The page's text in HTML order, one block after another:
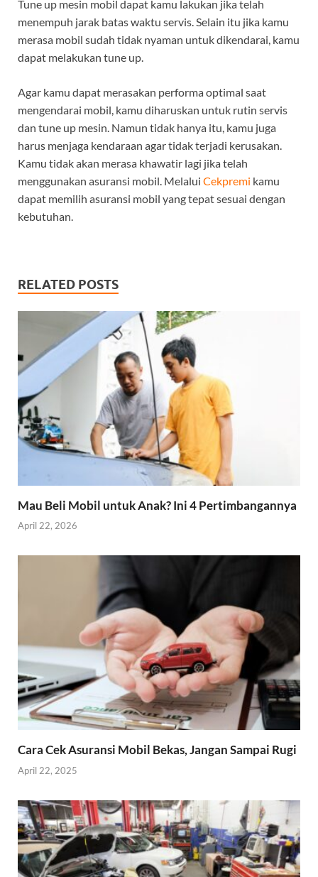
Tune up mesin mobil dapat kamu lakukan jika telah
menempuh jarak batas waktu servis. Selain itu jika kamu
merasa mobil sudah tidak nyaman untuk dikendarai, kamu
dapat melakukan tune up.
Agar kamu dapat merasakan performa optimal saat
mengendarai mobil, kamu diharuskan untuk rutin servis
dan tune up mesin. Namun tidak hanya itu, kamu juga
harus menjaga kendaraan agar tidak terjadi kerusakan.
Kamu tidak akan merasa khawatir lagi jika telah
menggunakan asuransi mobil. Melalui Cekpremi kamu
dapat memilih asuransi mobil yang tepat sesuai dengan
kebutuhan.
RELATED POSTS
Mau Beli Mobil untuk Anak? Ini 4 Pertimbangannya
April 22, 2026
Cara Cek Asuransi Mobil Bekas, Jangan Sampai Rugi
April 22, 2025